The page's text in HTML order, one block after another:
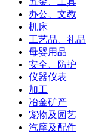
办公、文教
机床
工艺品、礼品
母婴用品
安全、防护
仪器仪表
加工
冶金矿产
宠物及园艺
汽摩及配件